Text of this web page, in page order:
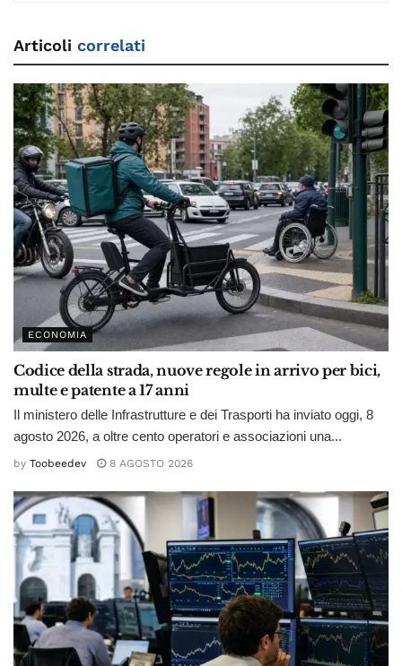
Articoli correlati
ECONOMIA
Codice della strada, nuove regole in arrivo per bici,
multe e patente a 17 anni
Il ministero delle Infrastrutture e dei Trasporti ha inviato oggi, 8
agosto 2026, a oltre cento operatori e associazioni una...
by Toobeedev 8 AGOSTO 2026